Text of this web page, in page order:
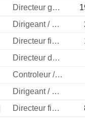
Directeur general
Dirigeant / cadre principal
Directeur financier
Directeur des ressources humaines
Controleur / auditeur
Dirigeant / cadre principal
Directeur financier